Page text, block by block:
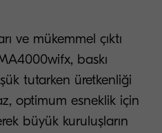
ve mükemmel çıktı
baskı
tutarken üretkenliği
optimum esneklik için
büyük kuruluşların